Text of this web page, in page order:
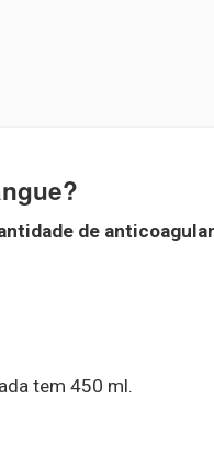
de
tem 450 ml.